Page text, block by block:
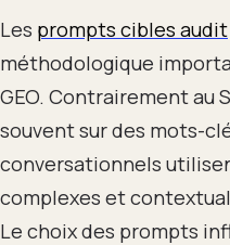
Les prompts cibles audit
méthodologique
GEO. Contrairement au
souvent sur des mots-
conversationnels
complexes et
Le choix des prompts